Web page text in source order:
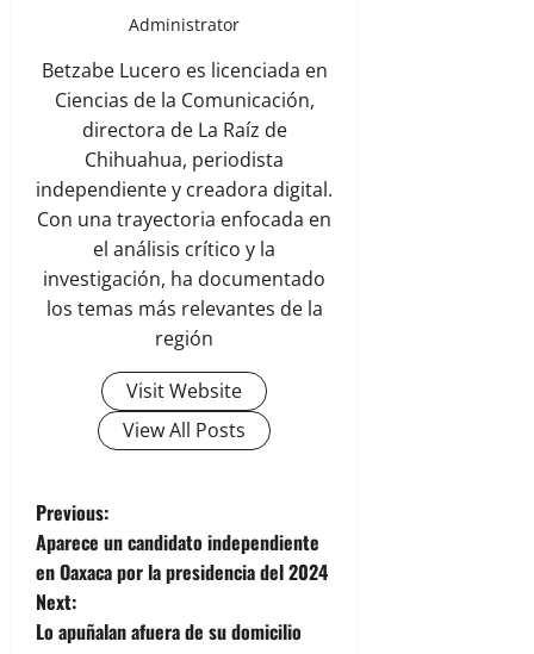
Administrator
Betzabe Lucero es licenciada en
Ciencias de la Comunicación,
directora de La Raíz de
Chihuahua, periodista
independiente y creadora digital.
Con una trayectoria enfocada en
el análisis crítico y la
investigación, ha documentado
los temas más relevantes de la
región
Visit Website
View All Posts
P
o
s
Previous:
Aparece un candidato independiente
en Oaxaca por la presidencia del 2024
Next:
Lo apuñalan afuera de su domicilio